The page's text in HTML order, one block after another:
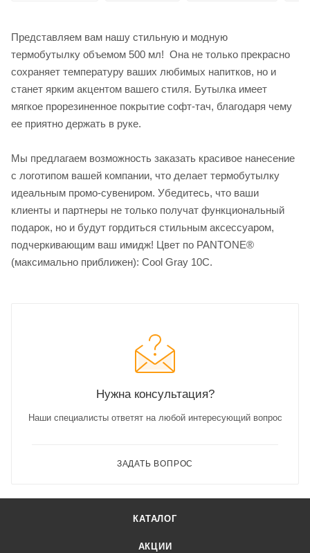
Представляем вам нашу стильную и модную
термобутылку объемом 500 мл! Она не только прекрасно
сохраняет температуру ваших любимых напитков, но и
станет ярким акцентом вашего стиля. Бутылка имеет
мягкое прорезиненное покрытие софт-тач, благодаря чему
ее приятно держать в руке.
Мы предлагаем возможность заказать красивое нанесение
с логотипом вашей компании, что делает термобутылку
идеальным промо-сувениром. Убедитесь, что ваши
клиенты и партнеры не только получат функциональный
подарок, но и будут гордиться стильным аксессуаром,
подчеркивающим ваш имидж! Цвет по PANTONE®
(максимально приближен): Cool Gray 10C.
Нужна консультация?
Наши специалисты ответят на любой интересующий вопрос
ЗАДАТЬ ВОПРОС
КАТАЛОГ
АКЦИИ